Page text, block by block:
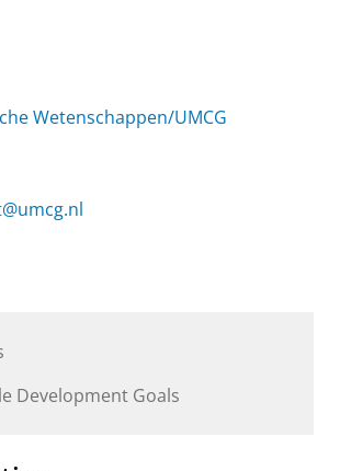
Wetenschappen/UMCG
Development Goals